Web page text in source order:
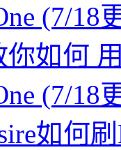
(7/18
你如何
(7/18
如何